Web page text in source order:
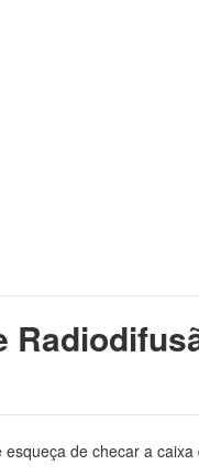
de checar a caixa